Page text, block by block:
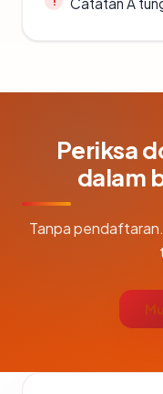
Periksa
dalam
Tanpa